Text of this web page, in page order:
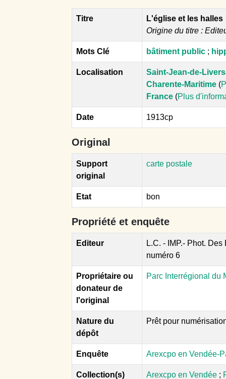
Titre
L'église et les halles
Origine du titre :
Mots Clé bâtiment public ;
Localisation
Saint-Jean-de-
Charente-Maritime (
France (Plus
Date 1913cp
Original
Support
original
carte postale
Etat bon
Propriété et enquête
Editeur
L.C. - IMP.- Phot.
numéro 6
Propriétaire ou
donateur de
l'original
Parc Interrégional du
Nature du
dépôt
Prêt pour
Enquête Arexcpo en Vendée-
Collection(s) Arexcpo en Vendée ;